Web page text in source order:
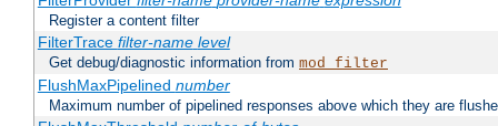
Register a content filter
FilterTrace filter-name level
Get debug/diagnostic information from mod_filter
FlushMaxPipelined number
Maximum number of pipelined responses above which they are